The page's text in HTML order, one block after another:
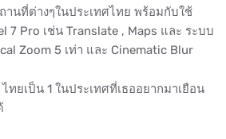
านที่ต่างๆในประเทศไทย พร้อมกับใช้
7 Pro เช่น Translate , Maps และ ระบบ
Zoom 5 เท่า และ Cinematic Blur
ยเป็น 1 ในประเทศที่เธออยากมาเยือน